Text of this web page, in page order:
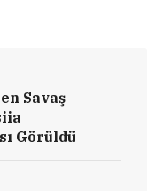
Savaş
Görüldü